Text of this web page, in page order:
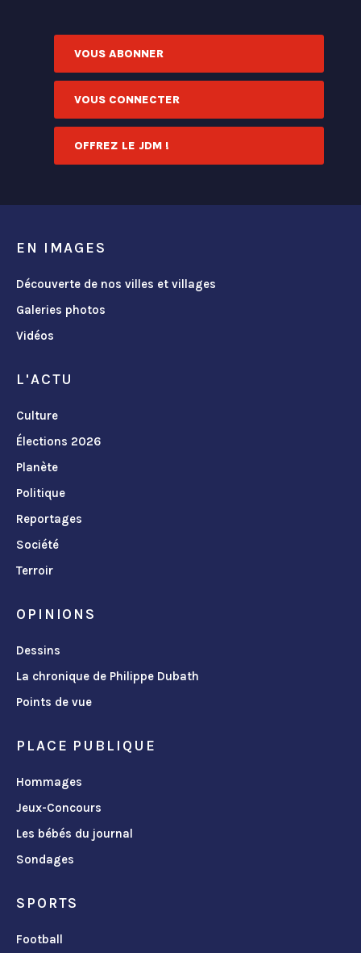
VOUS ABONNER
VOUS CONNECTER
OFFREZ LE JDM !
EN IMAGES
Découverte de nos villes et villages
Galeries photos
Vidéos
L'ACTU
Culture
Élections 2026
Planète
Politique
Reportages
Société
Terroir
OPINIONS
Dessins
La chronique de Philippe Dubath
Points de vue
PLACE PUBLIQUE
Hommages
Jeux-Concours
Les bébés du journal
Sondages
SPORTS
Football